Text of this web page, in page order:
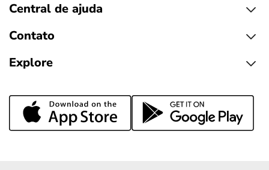
Central de ajuda
Contato
Explore